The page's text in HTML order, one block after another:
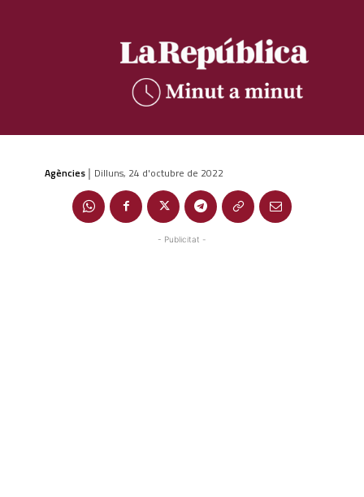
Agències | Dilluns, 24 d'octubre de 2022
- Publicitat -